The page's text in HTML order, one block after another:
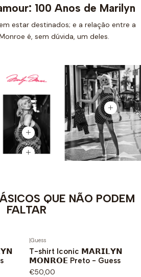
100 Anos de Marilyn
estar destinados; e a relação entre a
é, sem dúvida, um deles.
Ver
Ver produto
QUE NÃO PODEM
FALTAR
|Guess
T-shirt Iconic 𝗠𝗔𝗥𝗜𝗟𝗬𝗡
𝗠𝗢𝗡𝗥𝗢𝗘 Preto - Guess
€50,00